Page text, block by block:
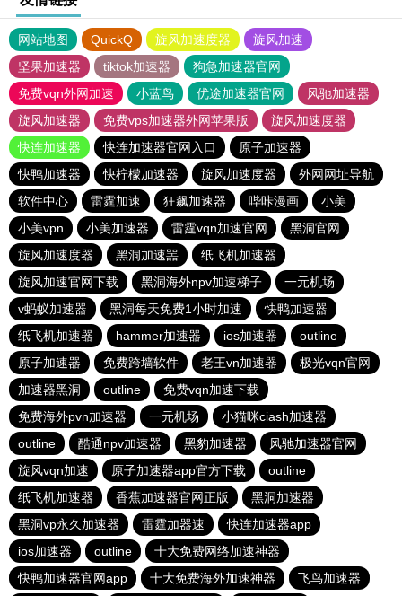
网站地图 QuickQ 旋风加速度器
旋风加速
坚果加速器
tiktok加速器
狗急加速器官网
免费vqn外网加速
小蓝鸟 优途加速器官网
风驰加速器
旋风加速器
免费vps加速器外网苹果版
旋风加速度器
快连加速器
快连加速器官网入口
原子加速器
快鸭加速器
快柠檬加速器 旋风加速度器
外网网址导航
软件中心
雷霆加速 狂飙加速器 哔咔漫画
小美
小美vpn
小美加速器 雷霆vqn加速官网
黑洞官网
旋风加速度器
黑洞加速噐
纸飞机加速器
旋风加速官网下载
黑洞海外npv加速梯子
一元机场
v蚂蚁加速器
黑洞每天免费1小时加速
快鸭加速器
纸飞机加速器
hammer加速器 ios加速器
outline
原子加速器
免费跨墙软件 老王vn加速器
极光vqn官网
加速器黑洞
outline
免费vqn加速下载
免费海外pvn加速器
一元机场
小猫咪ciash加速器
outline
酷通npv加速器 黑豹加速器
风驰加速器官网
旋风vqn加速
原子加速器app官方下载
outline
纸飞机加速器
香蕉加速器官网正版
黑洞加速器
黑洞vp永久加速器
雷霆加器速
快连加速器app
ios加速器
outline
十大免费网络加速神器
快鸭加速器官网app
十大免费海外加速神器 飞鸟加速器